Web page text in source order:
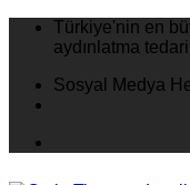
İçeriğeTürkiye'nin en
aydınlatma
Sosyal Medya